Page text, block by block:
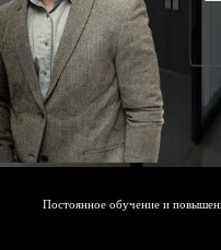
Постоянное обучение и